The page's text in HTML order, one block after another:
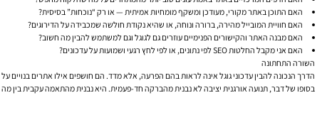
האם התוכן באתר מקורי, מעודכן ומשקף מומחיות אמיתית — או רק “נוכחות” בסיסית?
האם חוויית המובייל מהירה, ברורה ונוחה, או שהיא נקודת חולשה שמכבידה על הדירוגים?
האם מבנה האתר והקישורים הפנימיים עוזרים גם לגוגל וגם למשתמש להבין מה חשוב?
האם אני מקבל החלטות SEO לפי נתונים, או לפי לחץ רגעי ושמועות על עדכונים?
השורה התחתונה
הדרך הנכונה להבין עדכוני גוגל אינה לראות בהם הפרעה, אלא מדד. הם חושפים אילו אתרים
בסופו של דבר, תנועה אורגנית יציבה לא נבנית מהברקה חד-פעמית. היא נבנית מהתאמה עקבית בין